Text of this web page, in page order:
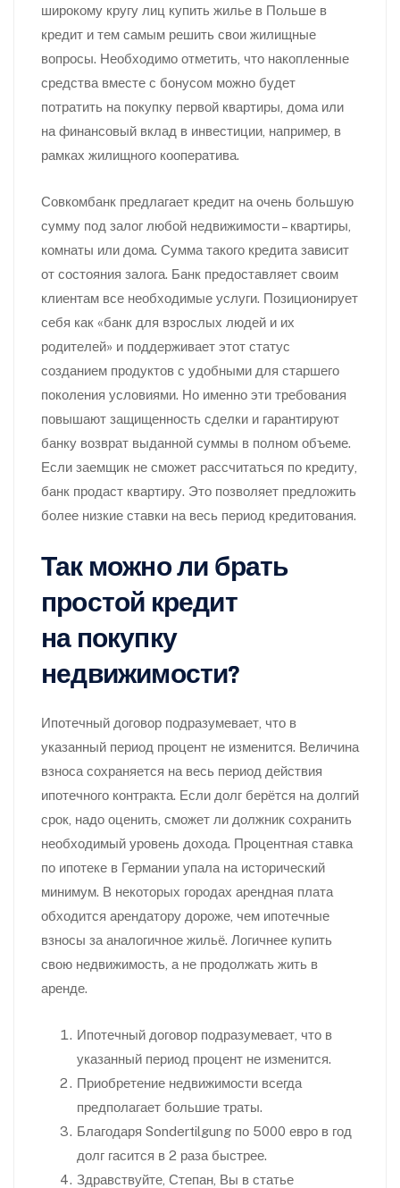
широкому кругу лиц купить жилье в Польше в
кредит и тем самым решить свои жилищные
вопросы. Необходимо отметить, что накопленные
средства вместе с бонусом можно будет
потратить на покупку первой квартиры, дома или
на финансовый вклад в инвестиции, например, в
рамках жилищного кооператива.
Совкомбанк предлагает кредит на очень большую
сумму под залог любой недвижимости – квартиры,
комнаты или дома. Сумма такого кредита зависит
от состояния залога. Банк предоставляет своим
клиентам все необходимые услуги. Позиционирует
себя как «банк для взрослых людей и их
родителей» и поддерживает этот статус
созданием продуктов с удобными для старшего
поколения условиями. Но именно эти требования
повышают защищенность сделки и гарантируют
банку возврат выданной суммы в полном объеме.
Если заемщик не сможет рассчитаться по кредиту,
банк продаст квартиру. Это позволяет предложить
более низкие ставки на весь период кредитования.
Так можно ли брать
простой кредит
на покупку
недвижимости?
Ипотечный договор подразумевает, что в
указанный период процент не изменится. Величина
взноса сохраняется на весь период действия
ипотечного контракта. Если долг берётся на долгий
срок, надо оценить, сможет ли должник сохранить
необходимый уровень дохода. Процентная ставка
по ипотеке в Германии упала на исторический
минимум. В некоторых городах арендная плата
обходится арендатору дороже, чем ипотечные
взносы за аналогичное жильё. Логичнее купить
свою недвижимость, а не продолжать жить в
аренде.
Ипотечный договор подразумевает, что в
указанный период процент не изменится.
Приобретение недвижимости всегда
предполагает большие траты.
Благодаря Sondertilgung по 5000 евро в год
долг гасится в 2 раза быстрее.
Здравствуйте, Степан, Вы в статье